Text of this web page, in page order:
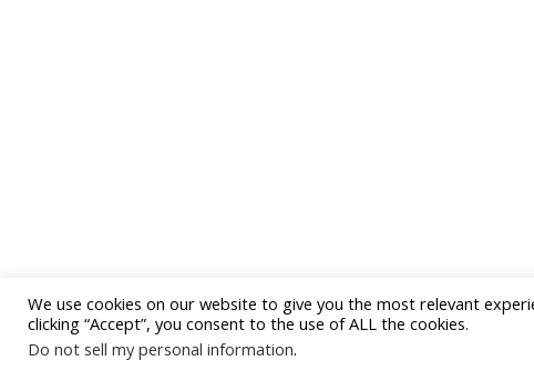
We use cookies on our website to give you the most relevant
clicking “Accept”, you consent to the use of ALL the cookies.
Do not sell my personal information.